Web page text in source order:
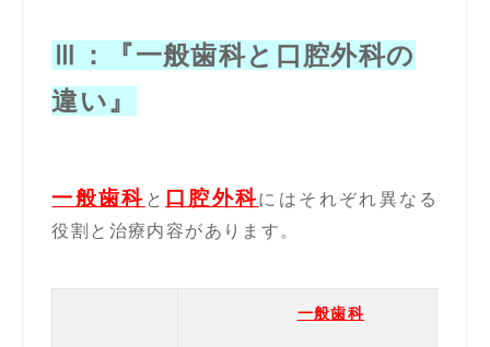
Ⅲ：『一般歯科と口腔外科の
違い』
一般歯科 と 口腔外科にはそれぞれ異なる
役割と治療内容があります。
一般歯科